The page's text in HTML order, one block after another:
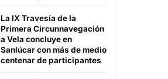
La IX Travesía de la
Primera Circunnavegación
a Vela concluye en
Sanlúcar con más de medio
centenar de participantes